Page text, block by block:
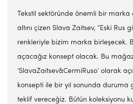
Tekstil sektöründe önemli bir marka
altını çizen Slava Zaitsev, “Eski Rus
renkleriyle bizim marka birleşecek.
açacağız konsept olacak. Bu
‘SlavaZaitsev&CermiRuso’ olarak
konsepti ile bir yıl sonunda
teklif vereceğiz. Bütün koleksiyonu